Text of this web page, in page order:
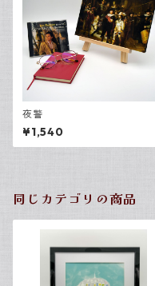
夜警
¥1,540
同じカテゴリの商品